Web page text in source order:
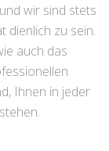
wir sind stets
dienlich zu sein.
auch das
Ihnen in jeder